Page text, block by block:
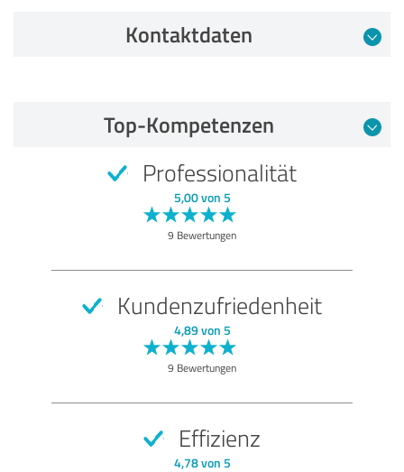
Kontaktdaten
Empfehlung
Durchführung
Top-Kompetenzen
Professionalität
5,00 von 5
9 Bewertungen
Kundenzufriedenheit
4,89 von 5
9 Bewertungen
Effizienz
4,78 von 5